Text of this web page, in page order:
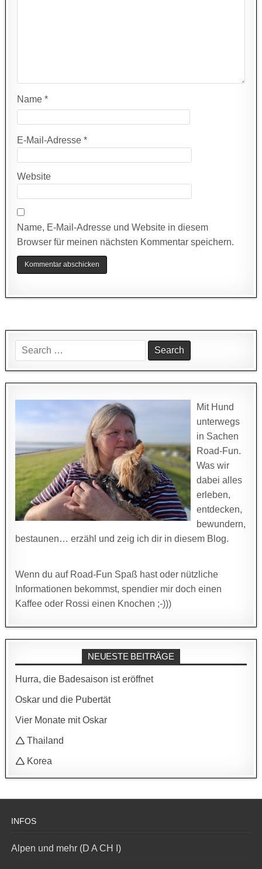
Name*
E-Mail-Adresse*
Website
Name, E-Mail-Adresse und Website in diesem
Browser für meinen nächsten Kommentar speichern.
Search
for:
Mit Hund
unterwegs
in Sachen
Road-Fun.
Was wir
dabei alles
erleben,
entdecken,
bewundern,
bestaunen… erzähl und zeig ich dir in diesem Blog.
Wenn du auf Road-Fun Spaß hast oder nützliche
Informationen bekommst, spendier mir doch einen
Kaffee oder Rossi einen Knochen ;-)))
NEUESTE BEITRÄGE
Hurra, die Badesaison ist eröffnet
Oskar und die Pubertät
Vier Monate mit Oskar
🛆 Thailand
🛆 Korea
INFOS
Alpen und mehr (D A CH I)